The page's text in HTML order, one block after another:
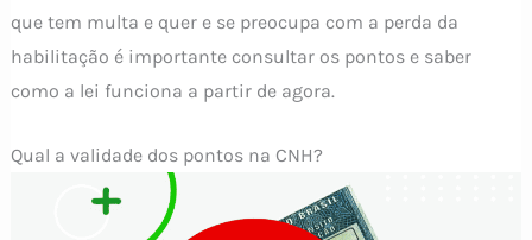
que tem multa e quer e se preocupa com a perda da
habilitação é importante consultar os pontos e saber
como a lei funciona a partir de agora.
Qual a validade dos pontos na CNH?